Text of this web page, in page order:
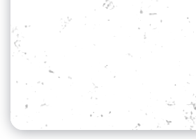
Sociale medier
Din profil